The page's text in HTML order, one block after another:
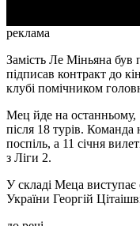
реклама
Замість Ле Міньяна
підписав контракт до
клубі помічником
Мец йде на останньому,
після 18 турів. Команда
поспіль, а 11 січня
з Ліги 2.
У складі Меца виступає
України Георгій